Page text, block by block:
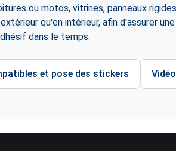
ou motos, vitrines, panneaux
qu'en intérieur, afin d'assurer
dans le temps.
et pose des stickers